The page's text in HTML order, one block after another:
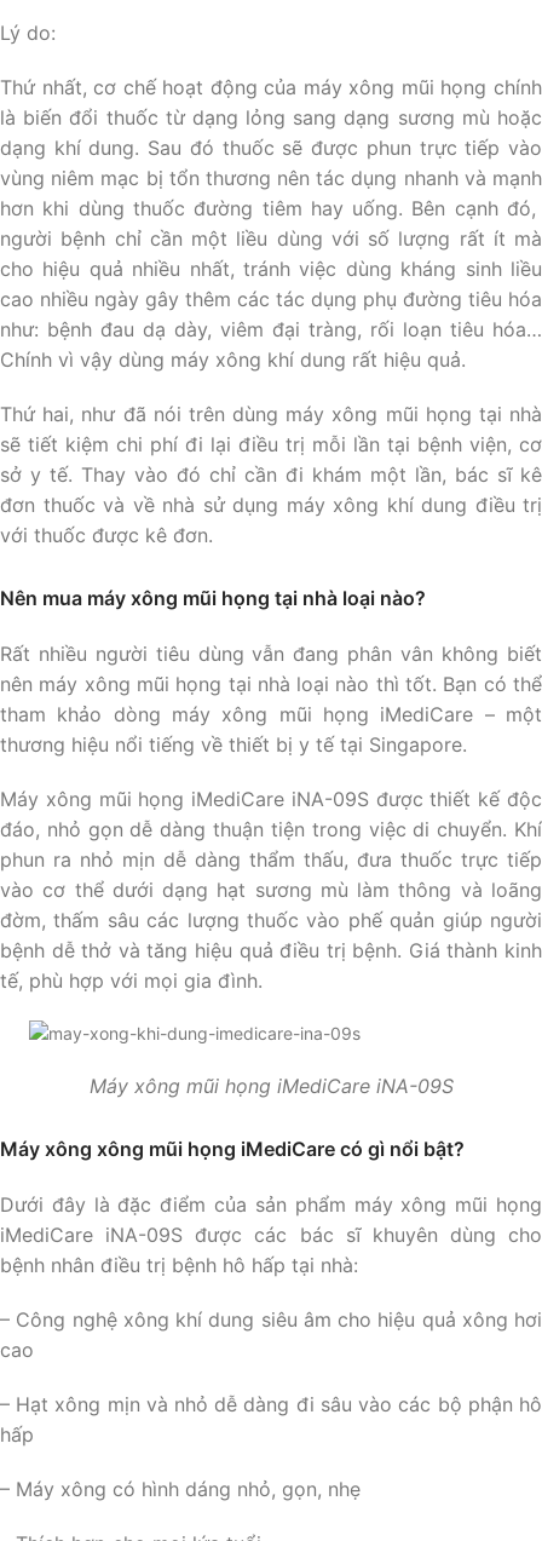
Lý do:
Thứ nhất, cơ chế hoạt động của máy xông mũi họng chính
là biến đổi thuốc từ dạng lỏng sang dạng sương mù hoặc
dạng khí dung. Sau đó thuốc sẽ được phun trực tiếp vào
vùng niêm mạc bị tổn thương nên tác dụng nhanh và mạnh
hơn khi dùng thuốc đường tiêm hay uống. Bên cạnh đó,
người bệnh chỉ cần một liều dùng với số lượng rất ít mà
cho hiệu quả nhiều nhất, tránh việc dùng kháng sinh liều
cao nhiều ngày gây thêm các tác dụng phụ đường tiêu hóa
như: bệnh đau dạ dày, viêm đại tràng, rối loạn tiêu hóa…
Chính vì vậy dùng máy xông khí dung rất hiệu quả.
Thứ hai, như đã nói trên dùng máy xông mũi họng tại nhà
sẽ tiết kiệm chi phí đi lại điều trị mỗi lần tại bệnh viện, cơ
sở y tế. Thay vào đó chỉ cần đi khám một lần, bác sĩ kê
đơn thuốc và về nhà sử dụng máy xông khí dung điều trị
với thuốc được kê đơn.
Nên mua máy xông mũi họng tại nhà loại nào?
Rất nhiều người tiêu dùng vẫn đang phân vân không biết
nên máy xông mũi họng tại nhà loại nào thì tốt. Bạn có thể
tham khảo dòng máy xông mũi họng iMediCare – một
thương hiệu nổi tiếng về thiết bị y tế tại Singapore.
Máy xông mũi họng iMediCare iNA-09S được thiết kế độc
đáo, nhỏ gọn dễ dàng thuận tiện trong việc di chuyển. Khí
phun ra nhỏ mịn dễ dàng thẩm thấu, đưa thuốc trực tiếp
vào cơ thể dưới dạng hạt sương mù làm thông và loãng
đờm, thấm sâu các lượng thuốc vào phế quản giúp người
bệnh dễ thở và tăng hiệu quả điều trị bệnh. Giá thành kinh
tế, phù hợp với mọi gia đình.
Máy xông mũi họng iMediCare iNA-09S
Máy xông xông mũi họng iMediCare có gì nổi bật?
Dưới đây là đặc điểm của sản phẩm máy xông mũi họng
iMediCare iNA-09S được các bác sĩ khuyên dùng cho
bệnh nhân điều trị bệnh hô hấp tại nhà:
– Công nghệ xông khí dung siêu âm cho hiệu quả xông hơi
cao
– Hạt xông mịn và nhỏ dễ dàng đi sâu vào các bộ phận hô
hấp
– Máy xông có hình dáng nhỏ, gọn, nhẹ